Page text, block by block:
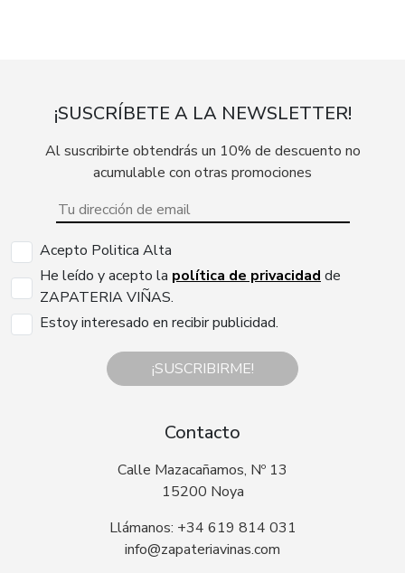
¡SUSCRÍBETE A LA NEWSLETTER!
Al suscribirte obtendrás un 10% de descuento no
acumulable con otras promociones
Acepto Politica Alta
He leído y acepto la política de privacidad de
ZAPATERIA VIÑAS.
Estoy interesado en recibir publicidad.
¡SUSCRIBIRME!
Contacto
Calle Mazacañamos, Nº 13
15200 Noya
Llámanos: +34 619 814 031
info@zapateriavinas.com